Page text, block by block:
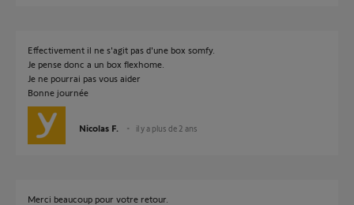
Effectivement il ne s'agit pas d'une box somfy.
Je pense donc a un box flexhome.
Je ne pourrai pas vous aider
Bonne journée
Nicolas F. il y a plus de 2 ans
Merci beaucoup pour votre retour.